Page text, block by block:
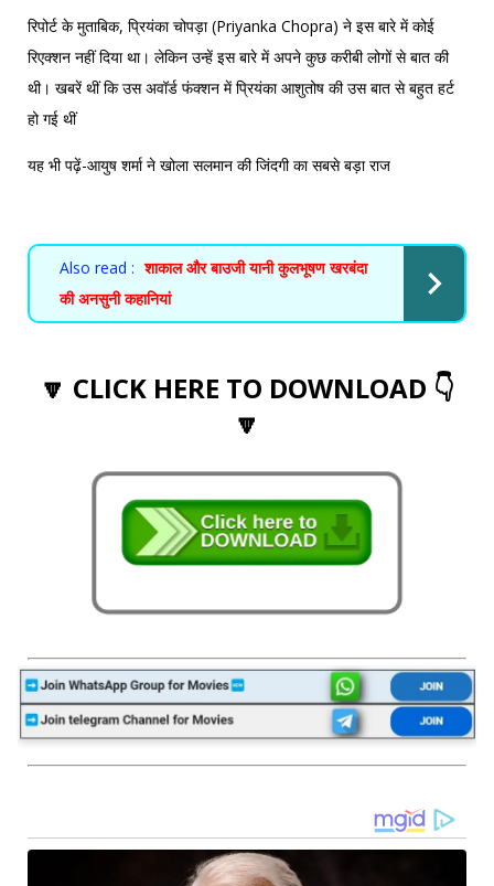
रिपोर्ट के मुताबिक, प्रियंका चोपड़ा (Priyanka Chopra) ने इस बारे में कोई
रिएक्शन नहीं दिया था। लेकिन उन्हें इस बारे में अपने कुछ करीबी लोगों से बात की
थी। खबरें थीं कि उस अवॉर्ड फंक्शन में प्रियंका आशुतोष की उस बात से बहुत हर्ट
हो गई थीं
यह भी पढ़ें-आयुष शर्मा ने खोला सलमान की जिंदगी का सबसे बड़ा राज
Also read : शाकाल और बाउजी यानी कुलभूषण खरबंदा
की अनसुनी कहानियां
🔽 CLICK HERE TO DOWNLOAD 👇
🔽